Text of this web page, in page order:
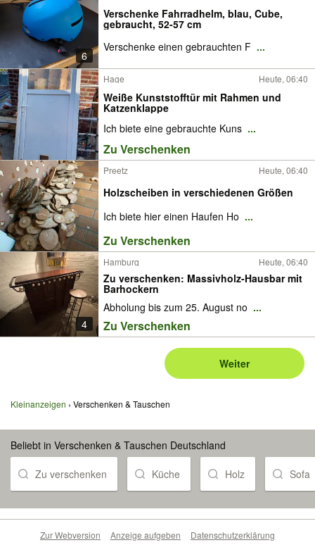
6
Verschenke Fahrradhelm, blau, Cube,
gebraucht, 52-57 cm
Verschenke einen gebrauchten F ...
Hage Heute, 06:40
Weiße Kunststofftür mit Rahmen und
Katzenklappe
Ich biete eine gebrauchte Kuns ...
Zu Verschenken
Preetz Heute, 06:40
Holzscheiben in verschiedenen Größen
Ich biete hier einen Haufen Ho ...
Zu Verschenken
4
Hamburg Heute, 06:40
Zu verschenken: Massivholz-Hausbar mit
Barhockern
Abholung bis zum 25. August no ...
Zu Verschenken
Weiter
Kleinanzeigen Verschenken & Tauschen
Beliebt in Verschenken & Tauschen Deutschland
Zu verschenken Küche Holz Sofa
Zur Webversion Anzeige aufgeben Datenschutzerklärung